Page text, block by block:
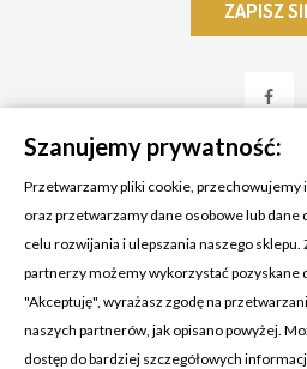
KONTAKT Z NAMI
Adres:
Cosmetic4car
Budzisz 73A
39-200 Dębica
Szanujemy prywatność:
Przetwarzamy pliki cookie, przechowujemy
oraz przetwarzamy dane osobowe lub dane
celu rozwijania i ulepszania naszego sklepu.
partnerzy możemy wykorzystać pozyskane
"Akceptuję", wyrażasz zgodę na
naszych partnerów, jak opisano powyżej.
dostęp do bardziej szczegółowych